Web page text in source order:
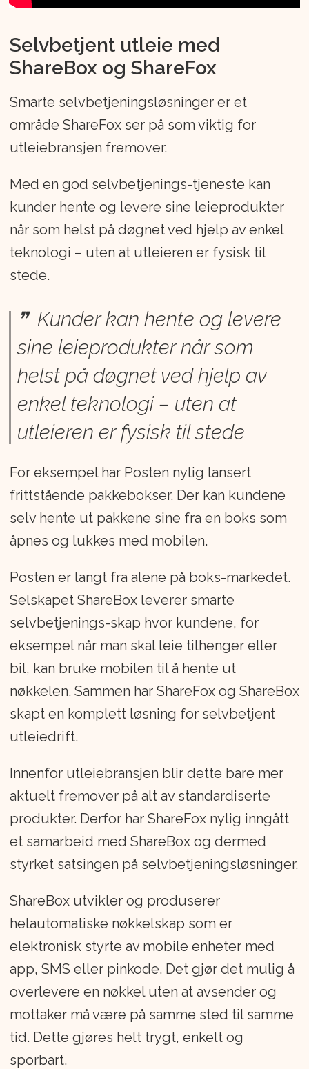
Selvbetjent utleie med
ShareBox og ShareFox
Smarte selvbetjeningsløsninger er et
område ShareFox ser på som viktig for
utleiebransjen fremover.
Med en god selvbetjenings-tjeneste kan
kunder hente og levere sine leieprodukter
når som helst på døgnet ved hjelp av enkel
teknologi – uten at utleieren er fysisk til
stede.
Kunder kan hente og levere
sine leieprodukter når som
helst på døgnet ved hjelp av
enkel teknologi – uten at
utleieren er fysisk til stede
For eksempel har Posten nylig lansert
frittstående pakkebokser. Der kan kundene
selv hente ut pakkene sine fra en boks som
åpnes og lukkes med mobilen.
Posten er langt fra alene på boks-markedet.
Selskapet ShareBox leverer smarte
selvbetjenings-skap hvor kundene, for
eksempel når man skal leie tilhenger eller
bil, kan bruke mobilen til å hente ut
nøkkelen. Sammen har ShareFox og ShareBox
skapt en komplett løsning for selvbetjent
utleiedrift.
Innenfor utleiebransjen blir dette bare mer
aktuelt fremover på alt av standardiserte
produkter. Derfor har ShareFox nylig inngått
et samarbeid med ShareBox og dermed
styrket satsingen på selvbetjeningsløsninger.
ShareBox utvikler og produserer
helautomatiske nøkkelskap som er
elektronisk styrte av mobile enheter med
app, SMS eller pinkode. Det gjør det mulig å
overlevere en nøkkel uten at avsender og
mottaker må være på samme sted til samme
tid. Dette gjøres helt trygt, enkelt og
sporbart.